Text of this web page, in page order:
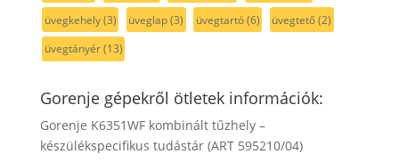
üvegkehely(3) üveglap(3) üvegtartó(6) üvegtető(2)
üvegtányér(13)
Gorenje gépekről ötletek információk:
Gorenje K6351WF kombinált tűzhely –
készülékspecifikus tudástár (ART 595210/04)